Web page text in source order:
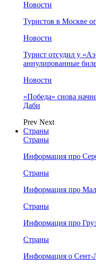
Новости
Туристов в Москве
Новости
Турист отсудил у
аннулированные
Новости
«Победа» снова
Даби
Prev Next
Страны
Страны
Информация про
Страны
Информация про
Страны
Информация про
Страны
Информация о Сент-